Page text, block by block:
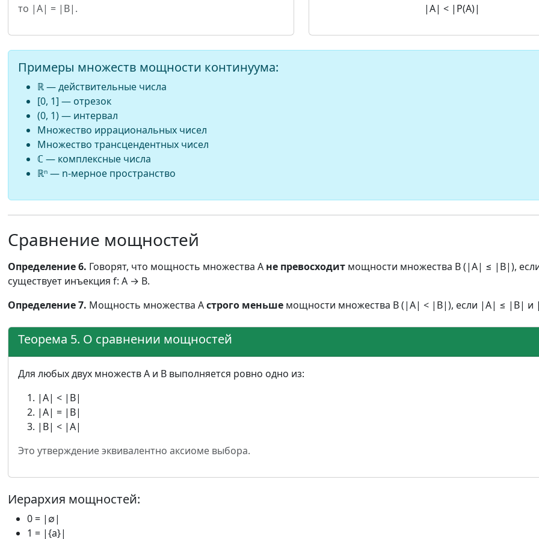
то |A| = |B|.
|A| < |P(A)|
Примеры множеств мощности континуума:
ℝ — действительные числа
[0, 1] — отрезок
(0, 1) — интервал
Множество иррациональных чисел
Множество трансцендентных чисел
ℂ — комплексные числа
ℝⁿ — n-мерное пространство
Сравнение мощностей
Определение 6. Говорят, что мощность множества A не превосходит мощности множества B (|A| ≤ |B|),
существует инъекция f: A → B.
Определение 7. Мощность множества Aстрого меньше мощности множества B (|A| < |B|), если |A| ≤ |B|
Теорема 5. О сравнении мощностей
Для любых двух множеств A и B выполняется ровно одно из:
|A| < |B|
|A| = |B|
|B| < |A|
Это утверждение эквивалентно аксиоме выбора.
Иерархия мощностей:
0 = |∅|
1 = |{a}|